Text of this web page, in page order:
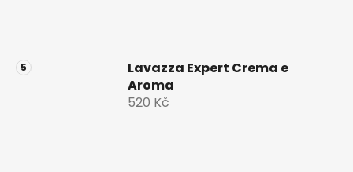
Lavazza Expert Crema e
Aroma
520 Kč